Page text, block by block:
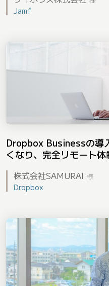
Jamf
Dropbox Businessの導
くなり、完全リモート
株式会社SAMURAI 様
Dropbox